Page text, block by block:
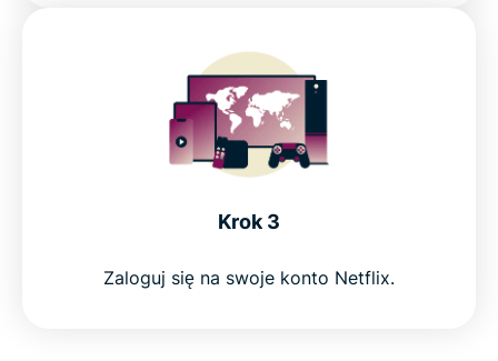
Krok 3
Zaloguj się na swoje konto Netflix.